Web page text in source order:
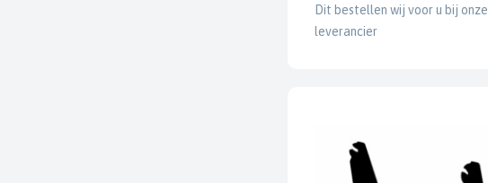
Dit bestellen wij voor u bij onze
leverancier